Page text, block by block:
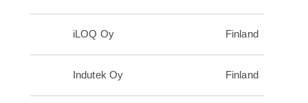
iLOQ Oy Finland
Indutek Oy Finland